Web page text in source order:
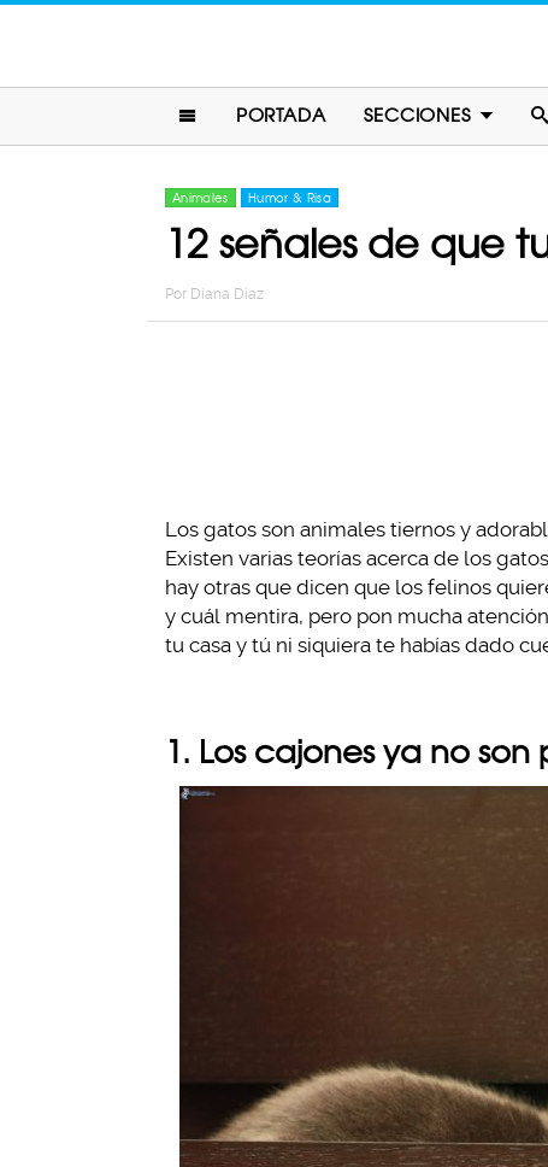
PORTADA SECCIONES
Animales Humor & Risa
12 señales de que
Por Diana Diaz
Los gatos son animales tiernos y
Existen varias teorías acerca de los
hay otras que dicen que los felinos
y cuál mentira, pero pon mucha
tu casa y tú ni siquiera te habías dado
1. Los cajones ya no